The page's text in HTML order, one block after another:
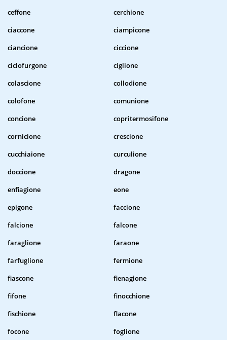
ceffone
cerchione
ciaccone
ciampicone
ciancione
ciccione
ciclofurgone
ciglione
colascione
collodione
colofone
comunione
concione
copritermosifone
cornicione
crescione
cucchiaione
curculione
doccione
dragone
enfiagione
eone
epigone
faccione
falcione
falcone
faraglione
faraone
farfuglione
fermione
fiascone
fienagione
fifone
finocchione
fischione
flacone
focone
foglione